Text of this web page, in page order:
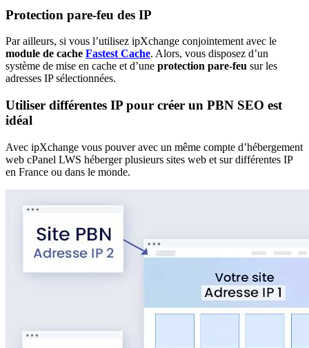
Protection pare-feu des IP
Par ailleurs, si vous l’utilisez ipXchange conjointement avec le
module de cache Fastest Cache. Alors, vous disposez d’un
système de mise en cache et d’une protection pare-feu sur les
adresses IP sélectionnées.
Utiliser différentes IP pour créer un PBN SEO est
idéal
Avec ipXchange vous pouver avec un même compte d’hébergement
web cPanel LWS héberger plusieurs sites web et sur différentes IP
en France ou dans le monde.